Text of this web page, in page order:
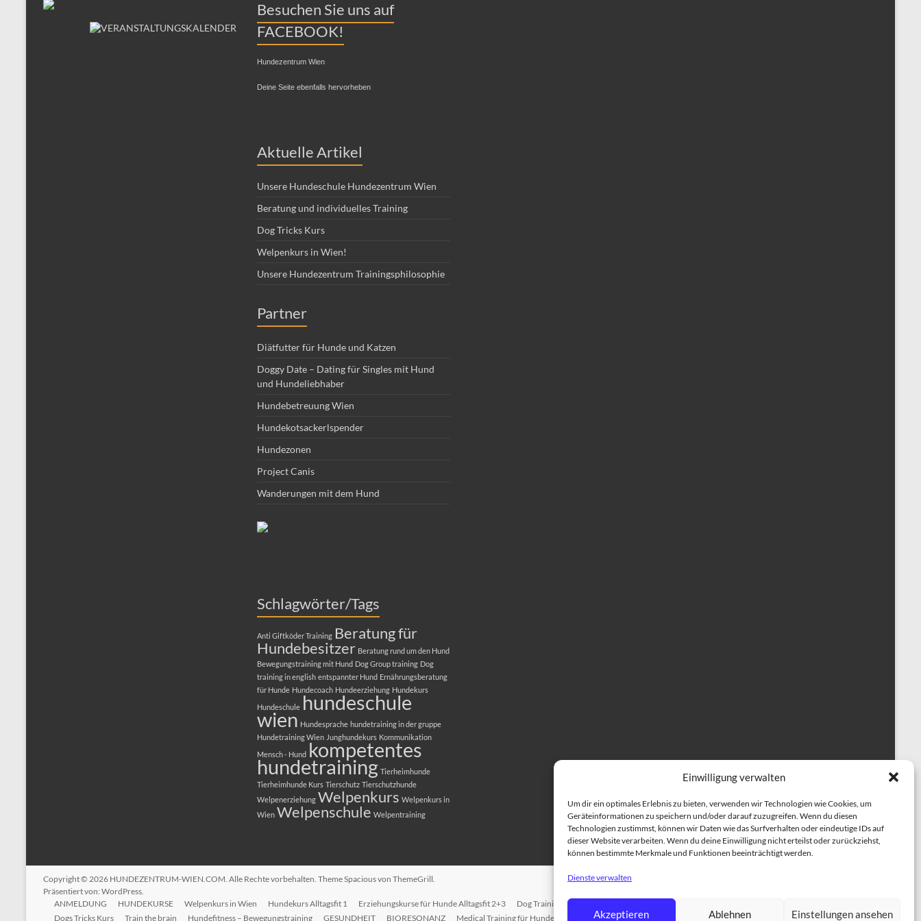
Einwilligung verwalten
Um dir ein optimales Erlebnis zu bieten, verwenden wir Technologien wie Cookies, um
Geräteinformationen zu speichern und/oder darauf zuzugreifen. Wenn du diesen
Technologien zustimmst, können wir Daten wie das Surfverhalten oder eindeutige IDs auf
dieser Website verarbeiten. Wenn du deine Einwilligung nicht erteilst oder zurückziehst,
können bestimmte Merkmale und Funktionen beeinträchtigt werden.
Dienste verwalten
Akzeptieren Ablehnen Einstellungen ansehen
Besuchen Sie uns auf
FACEBOOK!
Hundezentrum Wien
Deine Seite ebenfalls hervorheben
Aktuelle Artikel
Unsere Hundeschule Hundezentrum Wien
Beratung und individuelles Training
Dog Tricks Kurs
Welpenkurs in Wien!
Unsere Hundezentrum Trainingsphilosophie
Partner
Diätfutter für Hunde und Katzen
Doggy Date – Dating für Singles mit Hund
und Hundeliebhaber
Hundebetreuung Wien
Hundekotsackerlspender
Hundezonen
Project Canis
Wanderungen mit dem Hund
Schlagwörter/Tags
Anti Giftköder Training Beratung für
Hundebesitzer Beratung rund um den Hund
Bewegungstraining mit Hund Dog Group training Dog
training in english entspannter Hund Ernährungsberatung
für Hunde Hundecoach Hundeerziehung Hundekurs
Hundeschule hundeschule
wien Hundesprache hundetraining in der gruppe
Hundetraining Wien Junghundekurs Kommunikation
Mensch - Hund kompetentes
hundetraining Tierheimhunde
Tierheimhunde Kurs Tierschutz Tierschutzhunde
Welpenerziehung Welpenkurs Welpenkurs in
Wien Welpenschule Welpentraining
Copyright © 2026 HUNDEZENTRUM-WIEN.COM. Alle Rechte vorbehalten. ThemeSpaciousvon ThemeGrill.
Präsentiert von: WordPress.
ANMELDUNG
HUNDEKURSE Welpenkurs in Wien Hundekurs Alltagsfit 1 Erziehungskurse für Hunde Alltagsfit 2+3 Dog Training in English Therapiehundeausbildung
Dogs Tricks Kurs
Train the brain Hundefitness – Bewegungstraining GESUNDHEIT BIORESONANZ Medical Training für Hunde EINZELTRAINING Einzeltraining für Hunde ÜBER UNS TRAINER TEAM